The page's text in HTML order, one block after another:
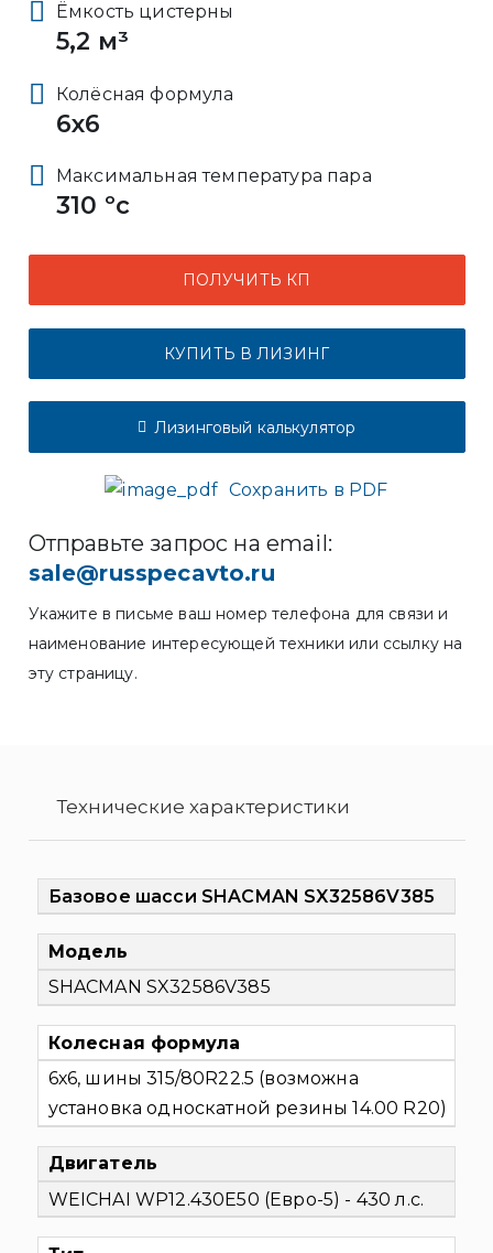
Ёмкость цистерны
5,2 м³
Колёсная формула
6x6
Максимальная температура пара
310 ºс
ПОЛУЧИТЬ КП
КУПИТЬ В ЛИЗИНГ
Лизинговый калькулятор
Сохранить в PDF
Отправьте запрос на email:
sale@russpecavto.ru
Укажите в письме ваш номер телефона для связи и
наименование интересующей техники или ссылку на
эту страницу.
Технические характеристики
Базовое шасси SHACMAN SX32586V385
Модель
SHACMAN SX32586V385
Колесная формула
6х6, шины 315/80R22.5 (возможна
установка односкатной резины 14.00 R20)
Двигатель
WEICHAI WP12.430E50 (Евро-5) - 430 л.с.